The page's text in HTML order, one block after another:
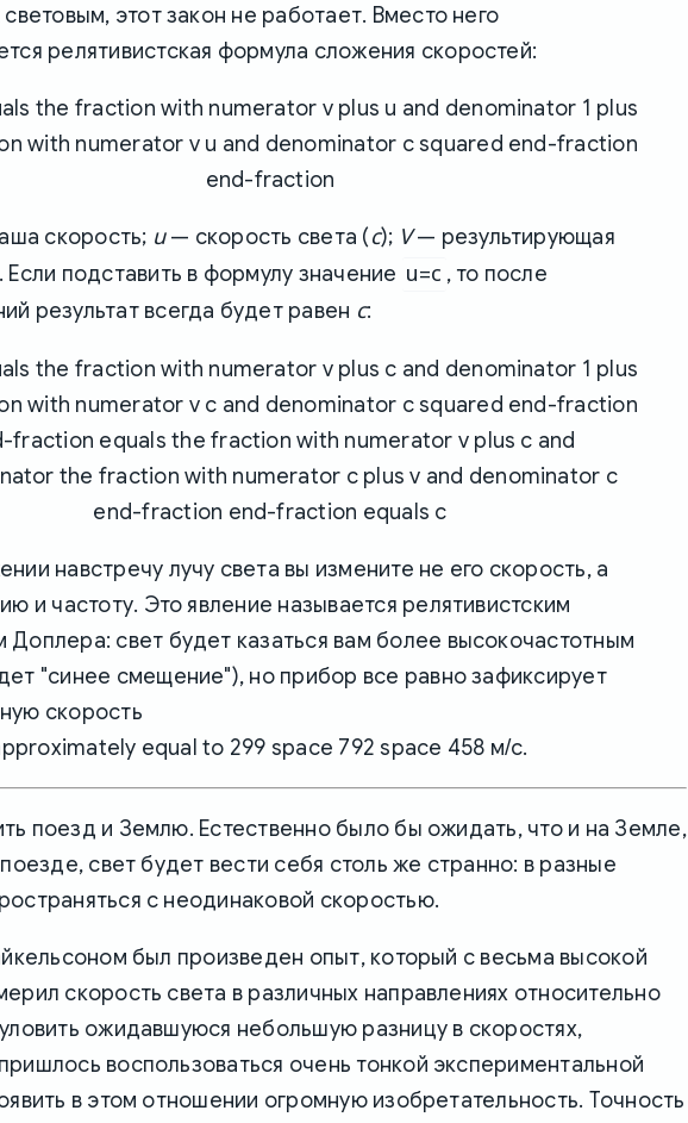
световым, этот закон не работает. Вместо него
релятивистская формула сложения скоростей:
the fraction with numerator v plus u and denominator 1 plus
with numerator v u and denominator c squared end-fraction
end-fraction
скорость; u— скорость света (c); V— результирующая
Если подставить в формулу значение u=c , то после
результат всегда будет равен c:
the fraction with numerator v plus c and denominator 1 plus
with numerator v c and denominator c squared end-fraction
fraction equals the fraction with numerator v plus c and
the fraction with numerator c plus v and denominator c
end-fraction end-fraction equals c
навстречу лучу света вы измените не его скорость, а
и частоту. Это явление называется релятивистским
Доплера: свет будет казаться вам более высокочастотным
"синее смещение"), но прибор все равно зафиксирует
скорость
equal to 299 space 792 space 458 м/с.
поезд и Землю. Естественно было бы ожидать, что и на Земле,
свет будет вести себя столь же странно: в разные
с неодинаковой скоростью.
был произведен опыт, который с весьма высокой
скорость света в различных направлениях относительно
ожидавшуюся небольшую разницу в скоростях,
воспользоваться очень тонкой экспериментальной
в этом отношении огромную изобретательность. Точность